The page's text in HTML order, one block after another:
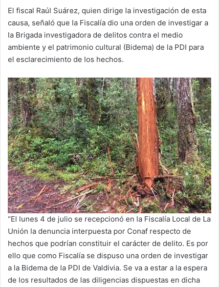
El fiscal Raúl Suárez, quien dirige la investigación de esta
causa, señaló que la Fiscalía dio una orden de investigar a
la Brigada investigadora de delitos contra el medio
ambiente y el patrimonio cultural (Bidema) de la PDI para
el esclarecimiento de los hechos.
“El lunes 4 de julio se recepcionó en la Fiscalía Local de La
Unión la denuncia interpuesta por Conaf respecto de
hechos que podrían constituir el carácter de delito. Es por
ello que como Fiscalía se dispuso una orden de investigar
a la Bidema de la PDI de Valdivia. Se va a estar a la espera
de los resultados de las diligencias dispuestas en dicha